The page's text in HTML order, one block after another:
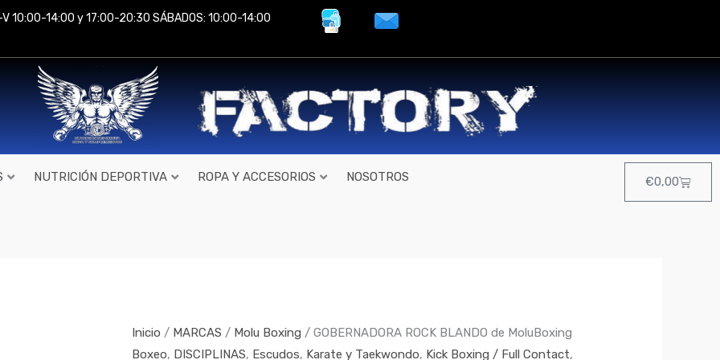
V 10:00-14:00 y 17:00-20:30 SÁBADOS: 10:00-14:00
NUTRICIÓN DEPORTIVA ROPA Y ACCESORIOS NOSOTROS €0,00Cart
Inicio / MARCAS / Molu Boxing / GOBERNADORA ROCK BLANDO de MoluBoxing
Boxeo, DISCIPLINAS, Escudos, Karate y Taekwondo, Kick Boxing / Full Contact,
de
MoluBoxing